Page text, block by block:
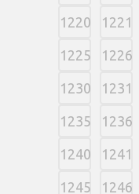
1220 1221
1225 1226
1230 1231
1235 1236
1240 1241
1245 1246